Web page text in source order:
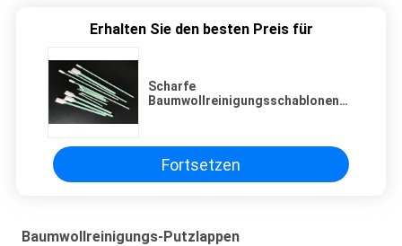
Erhalten Sie den besten Preis für
Scharfe
Baumwollreinigungsschablonen
Fortsetzen
Baumwollreinigungs-Putzlappen